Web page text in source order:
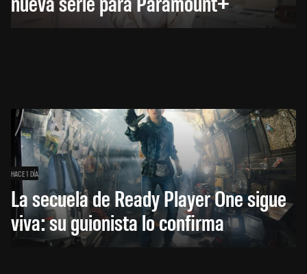
HACE 1 DÍA
La secuela de Ready Player One sigue
viva: su guionista lo confirma